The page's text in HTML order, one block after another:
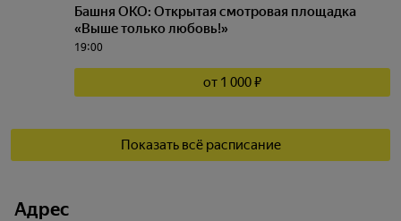
Башня ОКО: Открытая смотровая площадка
«Выше только любовь!»
19:00
от 1 000 ₽
Показать всё расписание
Адрес